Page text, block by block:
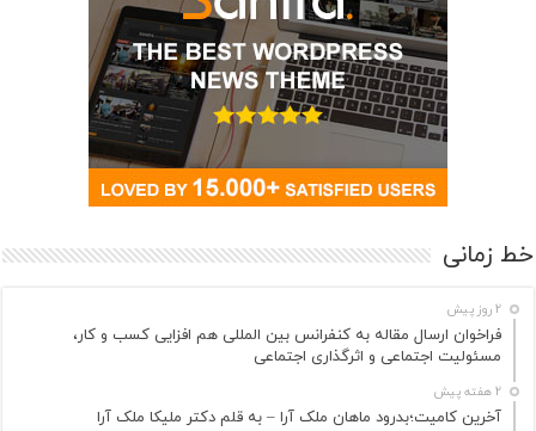
خط زمانی
2 روز پیش
فراخوان ارسال مقاله به کنفرانس بین المللی هم افزایی کسب و کار،
مسئولیت اجتماعی و اثرگذاری اجتماعی
2 هفته پیش
آخرین کامیت؛بدرود ماهان ملک آرا – به قلم دکتر ملیکا ملک آرا